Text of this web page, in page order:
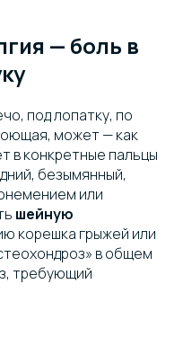
— боль в
под лопатку, по
может — как
в конкретные пальцы
безымянный,
или
шейную
корешка грыжей или
в общем
требующий